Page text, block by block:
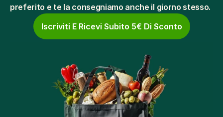
preferito e te la consegniamo anche il giorno stesso.
Iscriviti E Ricevi Subito 5€ Di Sconto